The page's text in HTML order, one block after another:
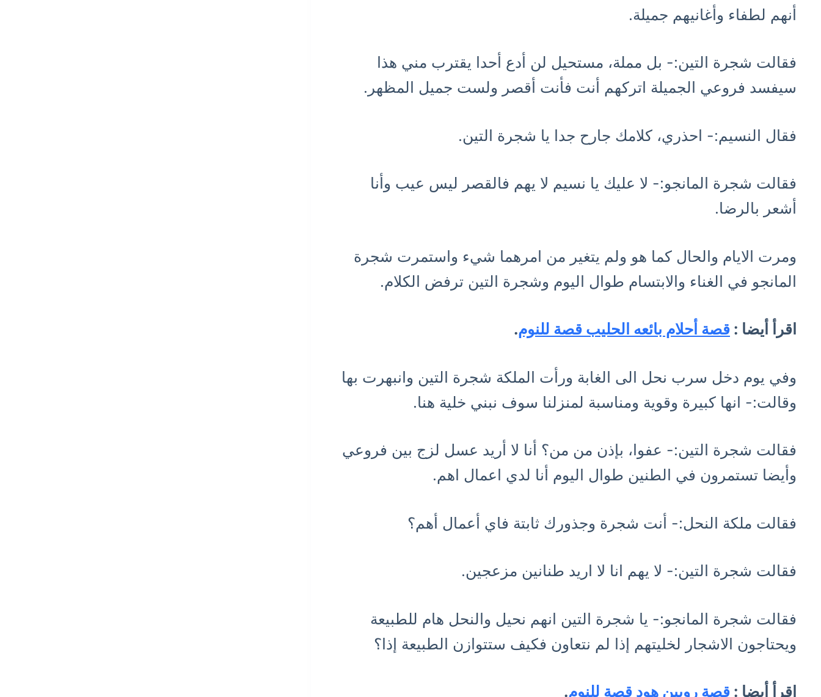
أنهم لطفاء وأغانيهم جميلة.
فقالت شجرة التين:- بل مملة، مستحيل لن أدع أحدا يقترب مني هذا
سيفسد فروعي الجميلة اتركهم أنت فأنت أقصر ولست جميل المظهر.
فقال النسيم:- احذري، كلامك جارح جدا يا شجرة التين.
فقالت شجرة المانجو:- لا عليك يا نسيم لا يهم فالقصر ليس عيب وأنا
أشعر بالرضا.
ومرت الايام والحال كما هو ولم يتغير من امرهما شيء واستمرت شجرة
المانجو في الغناء والابتسام طوال اليوم وشجرة التين ترفض الكلام.
اقرأ أيضا : قصة أحلام بائعه الحليب قصة للنوم.
وفي يوم دخل سرب نحل الى الغابة ورأت الملكة شجرة التين وانبهرت بها
وقالت:- انها كبيرة وقوية ومناسبة لمنزلنا سوف نبني خلية هنا.
فقالت شجرة التين:- عفوا، بإذن من من؟ أنا لا أريد عسل لزج بين فروعي
وأيضا تستمرون في الطنين طوال اليوم أنا لدي اعمال اهم.
فقالت ملكة النحل:- أنت شجرة وجذورك ثابتة فاي أعمال أهم؟
فقالت شجرة التين:- لا يهم انا لا اريد طنانين مزعجين.
فقالت شجرة المانجو:- يا شجرة التين انهم نحيل والنحل هام للطبيعة
ويحتاجون الاشجار لخليتهم إذا لم نتعاون فكيف ستتوازن الطبيعة إذا؟
اقرأ أيضا : قصة روبين هود قصة للنوم.